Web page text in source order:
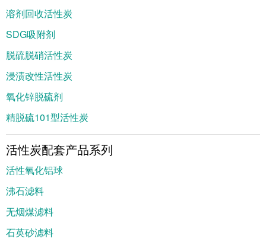
溶剂回收活性炭
SDG吸附剂
脱硫脱硝活性炭
浸渍改性活性炭
氧化锌脱硫剂
精脱硫101型活性炭
活性炭配套产品系列
活性氧化铝球
沸石滤料
无烟煤滤料
石英砂滤料